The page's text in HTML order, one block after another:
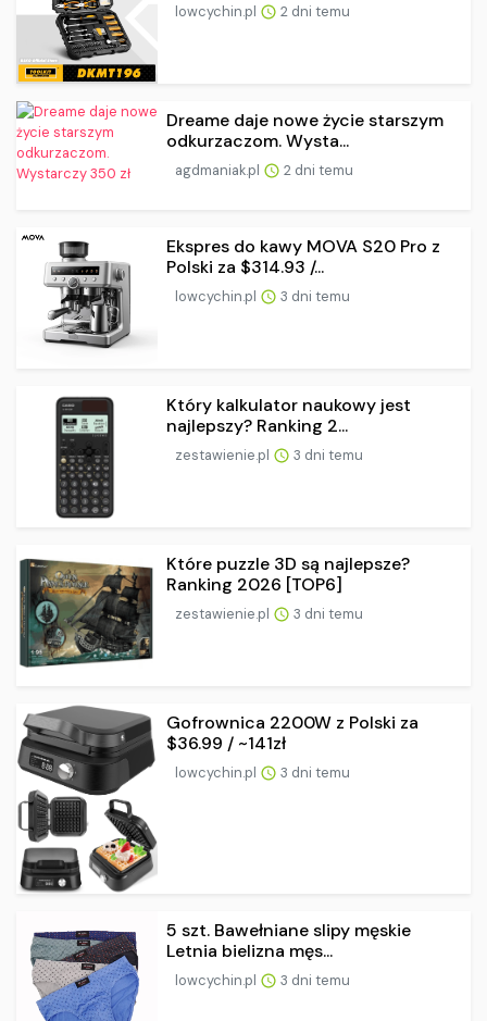
lowcychin.pl 2 dni temu
Dreame daje nowe życie starszym
odkurzaczom. Wysta...
agdmaniak.pl 2 dni temu
Ekspres do kawy MOVA S20 Pro z
Polski za $314.93 /...
lowcychin.pl 3 dni temu
Który kalkulator naukowy jest
najlepszy? Ranking 2...
zestawienie.pl 3 dni temu
Które puzzle 3D są najlepsze?
Ranking 2026 [TOP6]
zestawienie.pl 3 dni temu
Gofrownica 2200W z Polski za
$36.99 / ~141zł
lowcychin.pl 3 dni temu
5 szt. Bawełniane slipy męskie
Letnia bielizna męs...
lowcychin.pl 3 dni temu